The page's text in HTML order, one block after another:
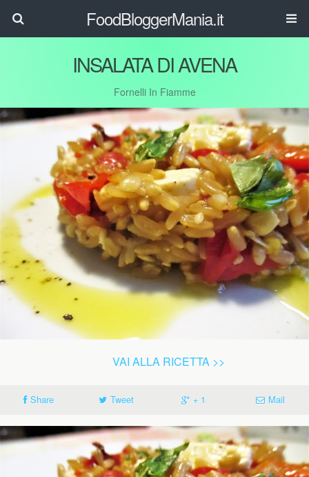
FoodBloggerMania.it
INSALATA DI AVENA
Fornelli In Fiamme
VAI ALLA RICETTA >>
Share Tweet + 1 Mail